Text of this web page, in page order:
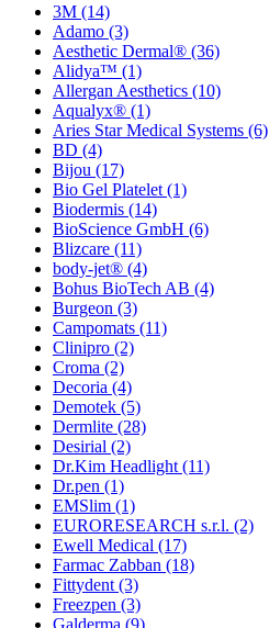
3M (14)
Adamo (3)
Aesthetic Dermal® (36)
Alidya™ (1)
Allergan Aesthetics (10)
Aqualyx® (1)
Aries Star Medical Systems (6)
BD (4)
Bijou (17)
Bio Gel Platelet (1)
Biodermis (14)
BioScience GmbH (6)
Blizcare (11)
body-jet® (4)
Bohus BioTech AB (4)
Burgeon (3)
Campomats (11)
Clinipro (2)
Croma (2)
Decoria (4)
Demotek (5)
Dermlite (28)
Desirial (2)
Dr.Kim Headlight (11)
Dr.pen (1)
EMSlim (1)
EURORESEARCH s.r.l. (2)
Ewell Medical (17)
Farmac Zabban (18)
Fittydent (3)
Freezpen (3)
Galderma (9)